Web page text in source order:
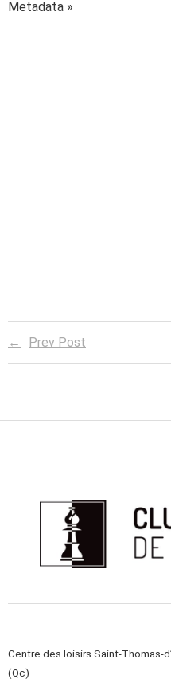
Metadata »
Prev Post
Centre des loisirs Saint-Thomas-
(Qc)